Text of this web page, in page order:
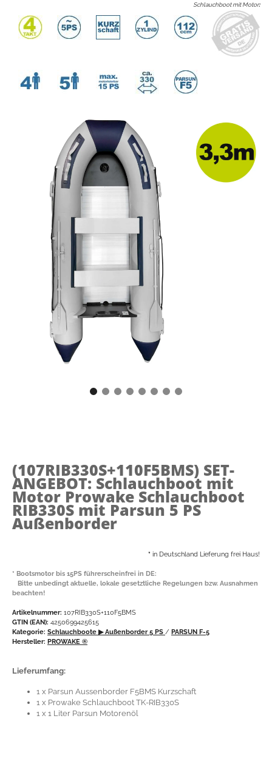
Schlauchboot mit Motor:
(107RIB330S+110F5BMS) SET-
ANGEBOT: Schlauchboot mit
Motor Prowake Schlauchboot
RIB330S mit Parsun 5 PS
Außenborder
* in Deutschland Lieferung frei Haus!
* Bootsmotor bis 15PS führerscheinfrei in DE:
Bitte unbedingt aktuelle, lokale gesetztliche Regelungen bzw. Ausnahmen
beachten!
Artikelnummer: 107RIB330S+110F5BMS
GTIN (EAN): 4250699425615
Kategorie: Schlauchboote ▶ Außenborder 5 PS / PARSUN F-5
Hersteller: PROWAKE ®
Lieferumfang:
1 x Parsun Aussenborder F5BMS Kurzschaft
1 x Prowake Schlauchboot TK-RIB330S
1 x 1 Liter Parsun Motorenöl